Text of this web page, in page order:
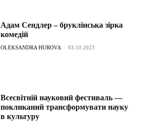
Адам Сендлер – бруклінська зірка
комедій
OLEKSANDRA HUROVA - 03.10.2023
Всесвітній науковий фестиваль —
покликаний трансформувати науку
в культуру